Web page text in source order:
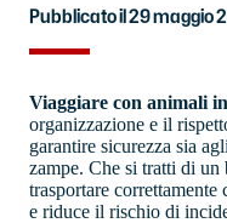
Pubblicato il 29 maggio
Viaggiare con animali
organizzazione e il
garantire sicurezza sia
zampe. Che si tratti di un
trasportare
e riduce il rischio di